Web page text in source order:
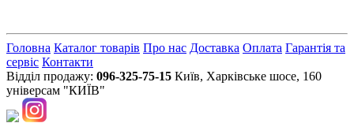
Головна Каталог товарів Про нас Доставка Оплата Гарантія та
сервіс Контакти
Відділ продажу: 096-325-75-15 Київ, Харківське шосе, 160
універсам "КИЇВ"